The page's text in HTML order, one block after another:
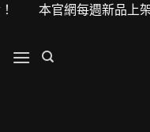
！ 本官網每週新品